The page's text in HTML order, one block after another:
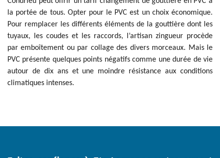
la portée de tous. Opter pour le PVC est un choix économique.
Pour remplacer les différents éléments de la gouttière dont les
tuyaux, les coudes et les raccords, l’artisan zingueur procède
par emboîtement ou par collage des divers morceaux. Mais le
PVC présente quelques points négatifs comme une durée de vie
autour de dix ans et une moindre résistance aux conditions
climatiques intenses.